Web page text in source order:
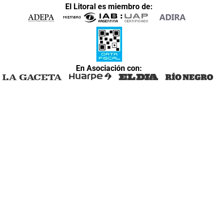
El Litoral es miembro de:
En Asociación con: